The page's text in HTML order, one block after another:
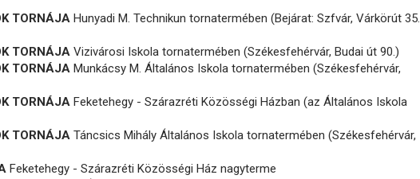
TORNÁJA Hunyadi M. Technikun tornatermében (Bejárat: Szfvár, Várkörút 35.
TORNÁJA Vizivárosi Iskola tornatermében (Székesfehérvár, Budai út 90.)
TORNÁJA Munkácsy M. Általános Iskola tornatermében (Székesfehérvár,
TORNÁJA Feketehegy - Szárazréti Közösségi Házban (az Általános Iskola
TORNÁJA Táncsics Mihály Általános Iskola tornatermében (Székesfehérvár,
Feketehegy - Szárazréti Közösségi Ház nagyterme